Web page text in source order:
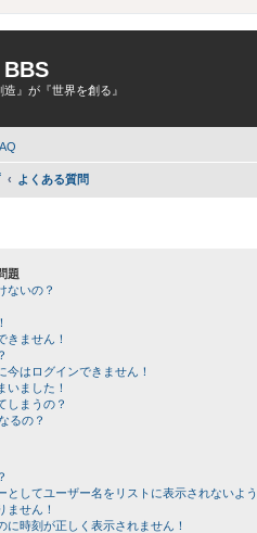
造』が『世界を創る』
よくある質問
題
ないの？
きません！
今はログインできません！
いました！
しまうの？
るの？
としてユーザー名をリストに表示されないよ
ません！
に時刻が正しく表示されません！